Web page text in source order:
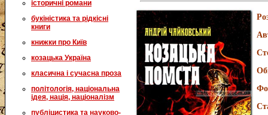
історичні романи
букіністика та рідкісні
книги
книжки про Київ
козацька Україна
класична і сучасна проза
політологія, національна
ідея, нація, націоналізм
публіцистика та науково-